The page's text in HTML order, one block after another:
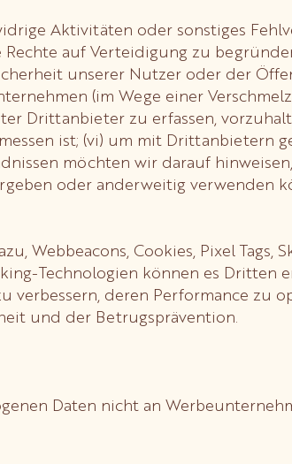
Aktivitäten oder sonstiges
auf Verteidigung zu
unserer Nutzer oder der
(im Wege einer
Drittanbieter zu erfassen,
ist; (vi) um mit Drittanbietern
möchten wir darauf
oder anderweitig verwenden
Webbeacons, Cookies, Pixel Tags,
Technologien können es Dritten
verbessern, deren Performance zu
und der Betrugsprävention.
Daten nicht an